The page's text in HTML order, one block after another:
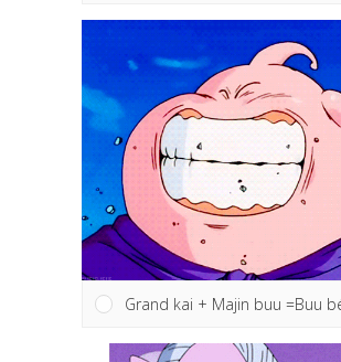
Grand kai + Majin buu =Buu